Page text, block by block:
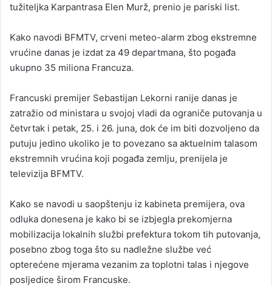
tužiteljka Karpantrasa Elen Murž, prenio je pariski list.
Kako navodi BFMTV, crveni meteo-alarm zbog ekstremne
vrućine danas je izdat za 49 departmana, što pogađa
ukupno 35 miliona Francuza.
Francuski premijer Sebastijan Lekorni ranije danas je
zatražio od ministara u svojoj vladi da ograniče putovanja u
četvrtak i petak, 25. i 26. juna, dok će im biti dozvoljeno da
putuju jedino ukoliko je to povezano sa aktuelnim talasom
ekstremnih vrućina koji pogađa zemlju, prenijela je
televizija BFMTV.
Kako se navodi u saopštenju iz kabineta premijera, ova
odluka donesena je kako bi se izbjegla prekomjerna
mobilizacija lokalnih službi prefektura tokom tih putovanja,
posebno zbog toga što su nadležne službe već
opterećene mjerama vezanim za toplotni talas i njegove
posljedice širom Francuske.